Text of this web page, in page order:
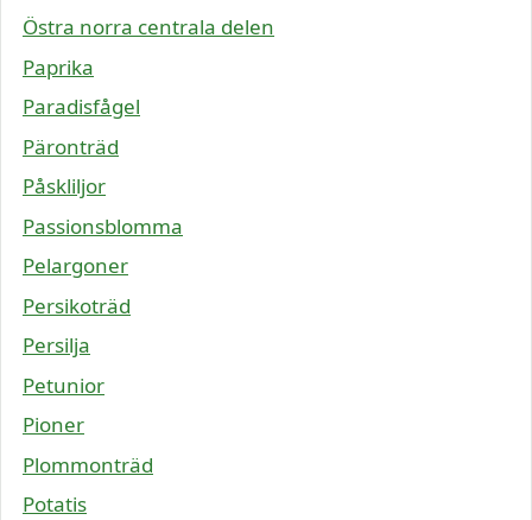
Östra norra centrala delen
Paprika
Paradisfågel
Päronträd
Påskliljor
Passionsblomma
Pelargoner
Persikoträd
Persilja
Petunior
Pioner
Plommonträd
Potatis